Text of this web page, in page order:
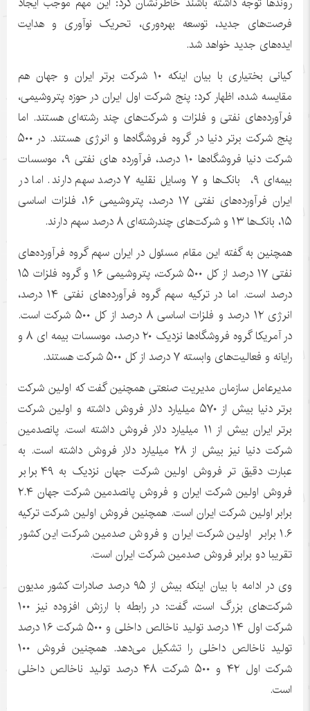
فرصت‌های جدید، توسعه بهره‌وری، تحریک نوآوری و هدایت
ایده‌های جدید خواهد شد.
کیانی بختیاری با بیان اینکه ۱۰ شرکت برتر ایران و جهان هم
مقایسه شده، اظهار کرد: پنج شرکت اول ایران در حوزه پتروشیمی،
فرآورده‌های نفتی و فلزات و شرکت‌های چند رشته‌ای هستند. اما
پنج شرکت برتر دنیا در گروه فروشگاه‌ها و انرژی هستند. در ۵۰۰
شرکت دنیا فروشگاه‌ها ۱۰ درصد، فرآورده های نفتی ۹، موسسات
بیمه‌ای ۹، بانک‌ها و ۷ وسایل نقلیه ۷ درصد سهم دارند. اما در
ایران فرآورده‌های نفتی ۱۷ درصد، پتروشیمی ۱۶، فلزات اساسی
۱۵، بانک‌ها ۱۳ و شرکت‌های چندرشته‌ای ۸ درصد سهم دارند.
همچنین به گفته این مقام مسئول در ایران سهم گروه فرآورده‌های
نفتی ۱۷ درصد از کل ۵۰۰ شرکت، پتروشیمی ۱۶ و گروه فلزات ۱۵
درصد است. اما در ترکیه سهم گروه فرآورده‌های نفتی ۱۴ درصد،
انرژی ۱۲ درصد و فلزات اساسی ۸ درصد از کل ۵۰۰ شرکت است.
در آمریکا گروه فروشگاه‌ها نزدیک ۲۰ درصد، موسسات بیمه ای ۸ و
رایانه و فعالیت‌های وابسته ۷ درصد از کل ۵۰۰ شرکت هستند.
مدیرعامل سازمان مدیریت صنعتی همچنین گفت که اولین شرکت
برتر دنیا بیش از ۵۷۰ میلیارد دلار فروش داشته و اولین شرکت
برتر ایران بیش از ۱۱ میلیارد دلار فروش داشته است. پانصدمین
شرکت دنیا نیز بیش از ۲۸ میلیارد دلار فروش داشته است. به
عبارت دقیق تر فروش اولین شرکت جهان نزدیک به ۴۹ برابر
فروش اولین شرکت ایران و فروش پانصدمین شرکت جهان ۲.۴
برابر اولین شرکت ایران است. همچنین فروش اولین شرکت ترکیه
۱.۶ برابر اولین شرکت ایران و فروش صدمین شرکت این کشور
تقریبا دو برابر فروش صدمین شرکت ایران است‌.
وی در ادامه با بیان اینکه بیش از ۹۵ درصد صادرات کشور مدیون
شرکت‌های بزرگ است، گفت: در رابطه با ارزش افزوده نیز ۱۰۰
شرکت اول ۱۴ درصد تولید ناخالص داخلی و ۵۰۰ شرکت ۱۶ درصد
تولید ناخالص داخلی را تشکیل می‌دهد. همچنین فروش ۱۰۰
شرکت اول ۴۲ و ۵۰۰ شرکت ۴۸ درصد تولید ناخالص داخلی
است.